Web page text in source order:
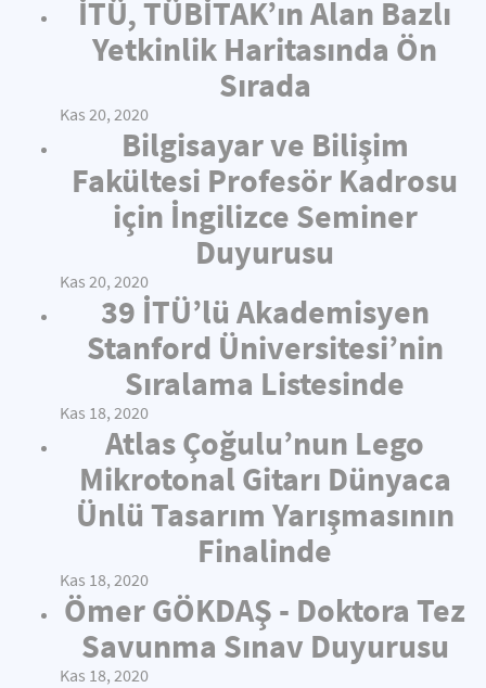
İTÜ, TÜBİTAK’ın Alan Bazlı
Yetkinlik Haritasında Ön
Sırada
Kas 20, 2020
Bilgisayar ve Bilişim
Fakültesi Profesör Kadrosu
için İngilizce Seminer
Duyurusu
Kas 20, 2020
39 İTÜ’lü Akademisyen
Stanford Üniversitesi’nin
Sıralama Listesinde
Kas 18, 2020
Atlas Çoğulu’nun Lego
Mikrotonal Gitarı Dünyaca
Ünlü Tasarım Yarışmasının
Finalinde
Kas 18, 2020
Ömer GÖKDAŞ - Doktora Tez
Savunma Sınav Duyurusu
Kas 18, 2020